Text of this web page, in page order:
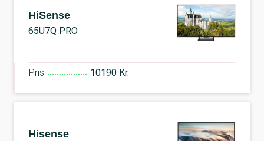
HiSense
65U7Q PRO
Pris 10190 Kr.
Hisense